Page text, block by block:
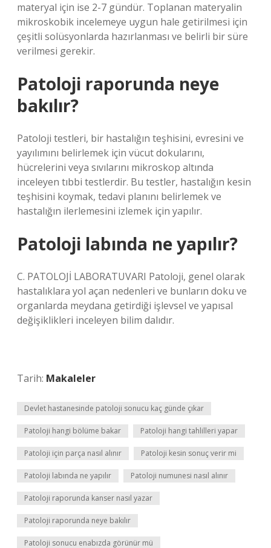
materyal için ise 2-7 gündür. Toplanan materyalin
mikroskobik incelemeye uygun hale getirilmesi için
çeşitli solüsyonlarda hazırlanması ve belirli bir süre
verilmesi gerekir.
Patoloji raporunda neye
bakılır?
Patoloji testleri, bir hastalığın teşhisini, evresini ve
yayılımını belirlemek için vücut dokularını,
hücrelerini veya sıvılarını mikroskop altında
inceleyen tıbbi testlerdir. Bu testler, hastalığın kesin
teşhisini koymak, tedavi planını belirlemek ve
hastalığın ilerlemesini izlemek için yapılır.
Patoloji labında ne yapılır?
C. PATOLOJİ LABORATUVARI Patoloji, genel olarak
hastalıklara yol açan nedenleri ve bunların doku ve
organlarda meydana getirdiği işlevsel ve yapısal
değişiklikleri inceleyen bilim dalıdır.
Tarih: Makaleler
Devlet hastanesinde patoloji sonucu kaç günde çıkar
Patoloji hangi bölüme bakar Patoloji hangi tahlilleri yapar
Patoloji için parça nasıl alınır Patoloji kesin sonuç verir mi
Patoloji labında ne yapılır Patoloji numunesi nasıl alınır
Patoloji raporunda kanser nasıl yazar
Patoloji raporunda neye bakılır
Patoloji sonucu enabızda görünür mü